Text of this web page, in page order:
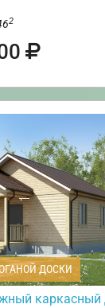
2
ДОСКИ
каркасный